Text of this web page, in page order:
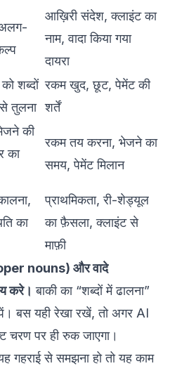
अलग-
आख़िरी संदेश, क्लाइंट का
नाम, वादा किया गया
दायरा
शब्दों
तुलना
रकम खुद, छूट, पेमेंट की
शर्तें
की
का
रकम तय करना, भेजने का
समय, पेमेंट मिलान
का
प्राथमिकता, री-शेड्यूल
का फ़ैसला, क्लाइंट से
माफ़ी
nouns) और वादे
करे। बाकी का “शब्दों में ढालना”
बस यही रेखा रखें, तो अगर AI
चरण पर ही रुक जाएगा।
गहराई से समझना हो तो यह काम